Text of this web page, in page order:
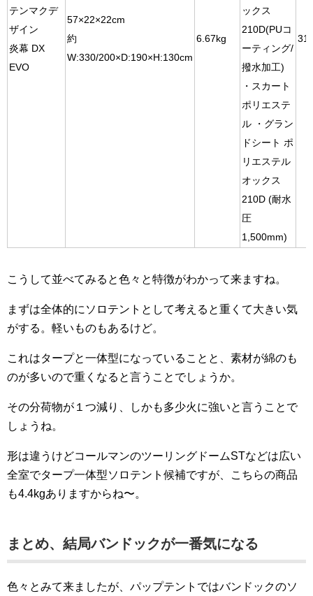
テンマクデ
ザイン
炎幕 DX
EVO
57×22×22cm
約
W:330/200×D:190×H:130cm
6.67kg
ックス
210D(PUコ
ーティング/
撥水加工)
・スカート
ポリエステ
ル ・グラン
ドシート ポ
リエステル
オックス
210D (耐水
圧
1,500mm)
こうして並べてみると色々と特徴がわかって来ますね。
まずは全体的にソロテントとして考えると重くて大きい気
がする。軽いものもあるけど。
これはタープと一体型になっていることと、素材が綿のも
のが多いので重くなると言うことでしょうか。
その分荷物が１つ減り、しかも多少火に強いと言うことで
しょうね。
形は違うけどコールマンのツーリングドームSTなどは広い
全室でタープ一体型ソロテント候補ですが、こちらの商品
も4.4kgありますからね〜。
まとめ、結局バンドックが一番気になる
色々とみて来ましたが、パップテントではバンドックのソ